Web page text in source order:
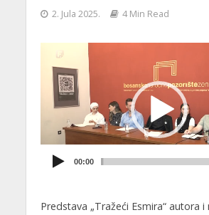
2. Jula 2025. 4 Min Read
Video
Player
00:00
Predstava „Tražeći Esmira“ autora